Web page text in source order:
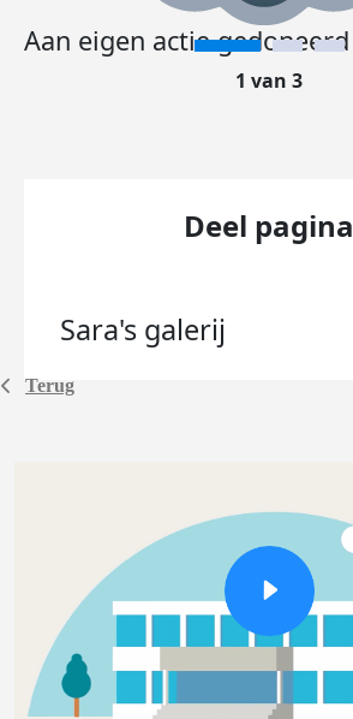
Terug
Aan eigen actie gedoneerd
1 van 3
Deel pagina
Sara's galerij